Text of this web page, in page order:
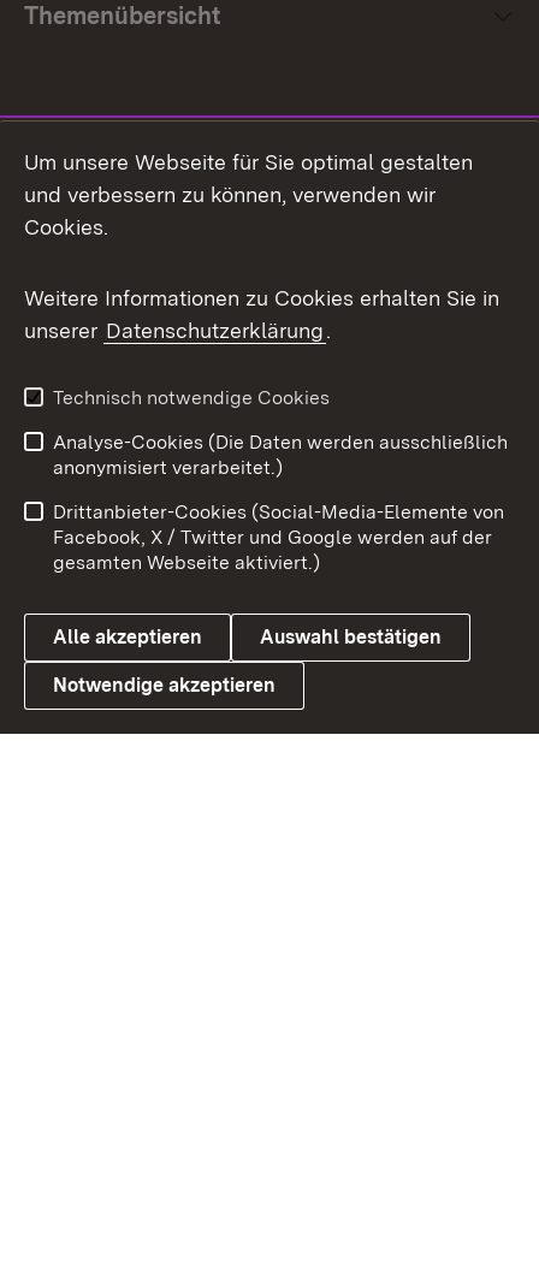
Themenübersicht
Facebook
X / Twitter
Youtube
Link zum Landesportal
Impressum
Kontakt
Barrierefreiheit
Datenschutz
Cookies
Um unsere Webseite für Sie optimal gestalten
und verbessern zu können, verwenden wir
Cookies.
Weitere Informationen zu Cookies erhalten Sie in
unserer Datenschutzerklärung.
Technisch notwendige Cookies
Analyse-Cookies (Die Daten werden ausschließlich
anonymisiert verarbeitet.)
Drittanbieter-Cookies (Social-Media-Elemente von
Facebook, X / Twitter und Google werden auf der
gesamten Webseite aktiviert.)
Alle akzeptieren Auswahl bestätigen
Notwendige akzeptieren